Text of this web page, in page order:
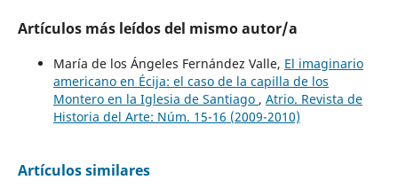
Artículos más leídos del mismo autor/a
María de los Ángeles Fernández Valle, El imaginario
americano en Écija: el caso de la capilla de los
Montero en la Iglesia de Santiago , Atrio. Revista de
Historia del Arte: Núm. 15-16 (2009-2010)
Artículos similares